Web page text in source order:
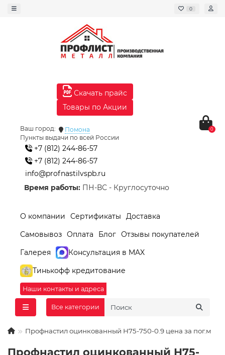
0
Скачать прайс
Товары по Акции
Ваш город:
Помона
Пункты выдачи по всей России
+7 (812) 244-86-57
+7 (812) 244-86-57
info@profnastilvspb.ru
Время работы: ПН-ВС - Круглосуточно
0
О компании Сертификаты
Доставка
Самовывоз Оплата Блог Отзывы покупателей
Галерея
Консультация в MAX
Тинькофф кредитование
Наши контакты и адреса
Все категории
Профнастил оцинкованный Н75-750-0.9 цена за пог.м
Профнастил оцинкованный Н75-